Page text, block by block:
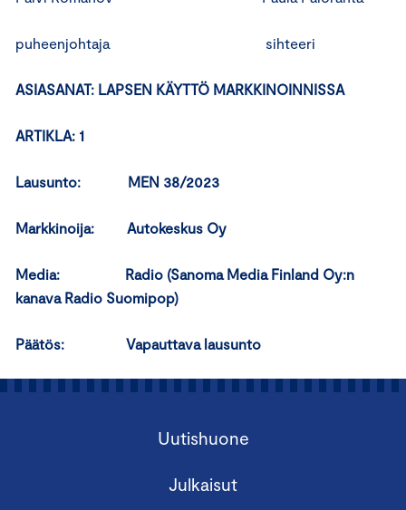
puheenjohtaja sihteeri
ASIASANAT: LAPSEN KÄYTTÖ MARKKINOINNISSA
ARTIKLA: 1
Lausunto: MEN 38/2023
Markkinoija: Autokeskus Oy
Media: Radio (Sanoma Media Finland Oy:n
kanava Radio Suomipop)
Päätös: Vapauttava lausunto
Uutishuone
Julkaisut